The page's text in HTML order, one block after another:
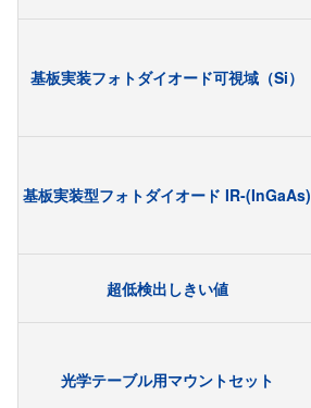
基板実装フォトダイオード可視域（Si）
基板実装型フォトダイオード IR-(InGaAs)
超低検出しきい値
光学テーブル用マウントセット